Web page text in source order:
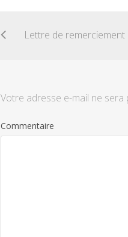
Lettre de remerciement
Votre adresse e-mail ne sera
Commentaire